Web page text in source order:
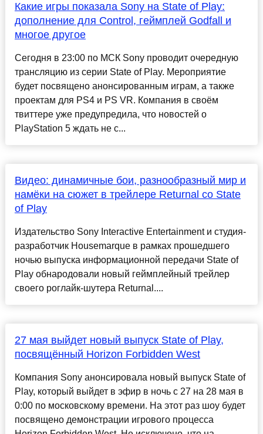
Какие игры показала Sony на State of Play:
дополнение для Control, геймплей Godfall и
многое другое
Сегодня в 23:00 по МСК Sony проводит очередную
трансляцию из серии State of Play. Мероприятие
будет посвящено анонсированным играм, а также
проектам для PS4 и PS VR. Компания в своём
твиттере уже предупредила, что новостей о
PlayStation 5 ждать не с...
Видео: динамичные бои, разнообразный мир и
намёки на сюжет в трейлере Returnal со State
of Play
Издательство Sony Interactive Entertainment и студия-
разработчик Housemarque в рамках прошедшего
ночью выпуска информационной передачи State of
Play обнародовали новый геймплейный трейлер
своего роглайк-шутера Returnal....
27 мая выйдет новый выпуск State of Play,
посвящённый Horizon Forbidden West
Компания Sony анонсировала новый выпуск State of
Play, который выйдет в эфир в ночь с 27 на 28 мая в
0:00 по московскому времени. На этот раз шоу будет
посвящено демонстрации игрового процесса